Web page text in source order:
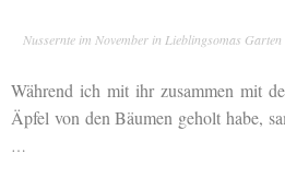
Nussernte im November in Lieblingsomas Garten
Während ich mit ihr zusammen mit
Äpfel von den Bäumen geholt habe,
…